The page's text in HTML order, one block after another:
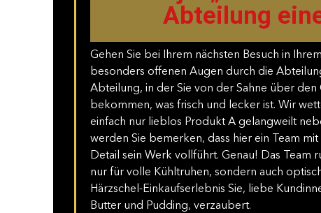
Abteilung
Gehen Sie bei Ihrem nächsten Besuch in
besonders offenen Augen durch die
Abteilung, in der Sie von der Sahne über
bekommen, was frisch und lecker ist. Wir
einfach nur lieblos Produkt A gelangweilt
werden Sie bemerken, dass hier ein Team
Detail sein Werk vollführt. Genau! Das Team
nur für volle Kühltruhen, sondern auch
Härzschel-Einkaufserlebnis Sie, liebe
Butter und Pudding, verzaubert.